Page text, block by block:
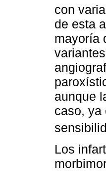
con
de esta
mayoría
aunque
caso, ya
Los